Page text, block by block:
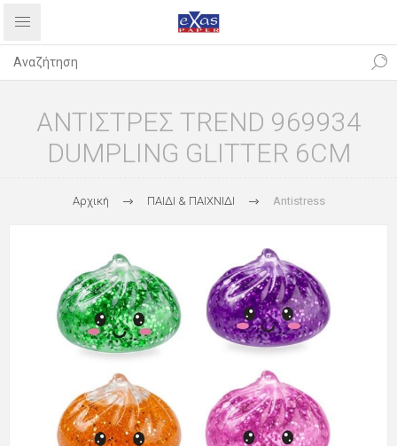
ΑΝΤΙΣΤΡΕΣ TREND 969934
DUMPLING GLITTER 6CM
Αρχική ΠΑΙΔΙ & ΠΑΙΧΝΙΔΙ Antistress